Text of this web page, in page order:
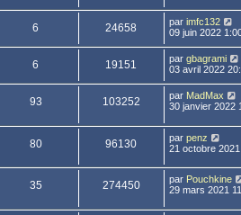
6 24658 par imfc132
09 juin 2022
6 19151 par gbagrami
03 avril 2022
93 103252 par MadMax
30 janvier 2022
80 96130 par penz
21 octobre
35 274450 par Pouchkine
29 mars 2021